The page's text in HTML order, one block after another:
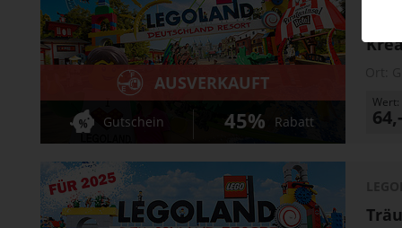
AUSVERKAUFT
Gutschein 45% Rabatt
Wert: